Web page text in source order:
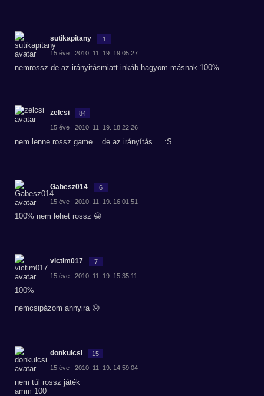
sutikapitany 1
15 éve | 2010. 11. 19. 19:05:27
nemrossz de az irányitásmiatt inkáb hagyom másnak 100%
zelcsi 84
15 éve | 2010. 11. 19. 18:22:26
nem lenne rossz game... de az irányítás.... :S
Gabesz014 6
15 éve | 2010. 11. 19. 16:01:51
100% nem lehet rossz 😀
victim017 7
15 éve | 2010. 11. 19. 15:35:11
100%
nemcsipázom annyira 😞
donkulcsi 15
15 éve | 2010. 11. 19. 14:59:04
nem túl rossz játék
amm 100